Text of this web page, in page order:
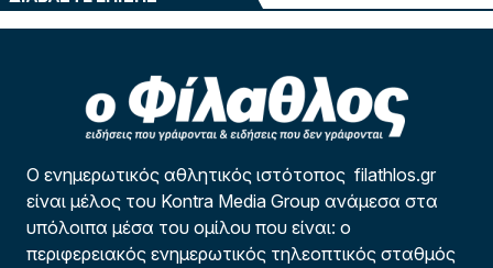
Ο ενημερωτικός αθλητικός ιστότοπος filathlos.gr
είναι μέλος του Kontra Media Group ανάμεσα στα
υπόλοιπα μέσα του ομίλου που είναι: ο
περιφερειακός ενημερωτικός τηλεοπτικός σταθμός